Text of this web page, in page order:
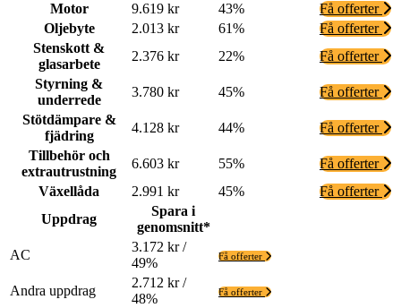
Motor
9.619 kr 43%
Få offerter
Oljebyte
2.013 kr 61%
Få offerter
Stenskott &
glasarbete
2.376 kr 22%
Få offerter
Styrning &
underrede
3.780 kr 45%
Få offerter
Stötdämpare &
fjädring
4.128 kr 44%
Få offerter
Tillbehör och
extrautrustning
6.603 kr 55%
Få offerter
Växellåda
2.991 kr 45%
Få offerter
Uppdrag
Spara i
genomsnitt*
AC
3.172 kr /
49%
Få offerter
Andra uppdrag
2.712 kr /
48%
Få offerter